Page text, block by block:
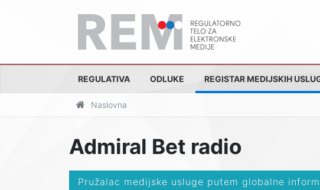
REGULATIVA ODLUKE REGISTAR MEDIJSKIH
Naslovna
Admiral Bet radio
Pružalac medijske usluge putem globalne